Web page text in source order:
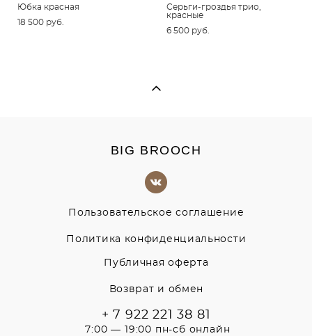
Юбка красная
18 500 pуб.
Серьги-гроздья трио,
красные
6 500 pуб.
BIG BROOCH
Пользовательское соглашение
Политика конфиденциальности
Публичная оферта
Возврат и обмен
+ 7 922 221 38 81
7:00 — 19:00 пн-сб онлайн